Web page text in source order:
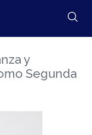
y
Segunda